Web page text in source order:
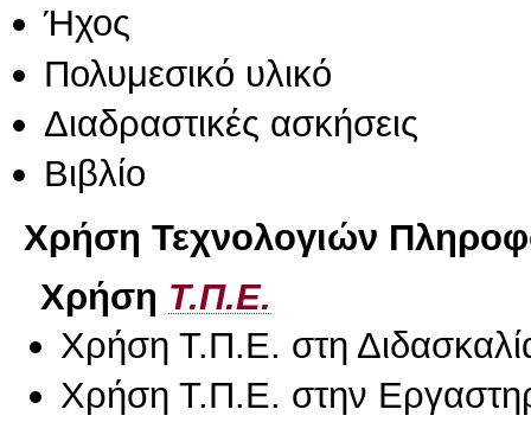
Ήχος
Πολυμεσικό υλικό
Διαδραστικές ασκήσεις
Βιβλίο
Χρήση Τεχνολογιών
Χρήση Τ.Π.Ε.
Χρήση Τ.Π.Ε. στη
Χρήση Τ.Π.Ε. στην